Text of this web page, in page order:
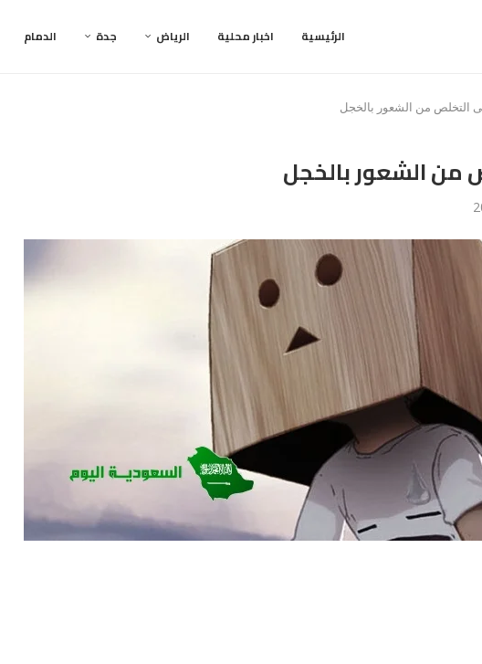
الرئيسية اخبار محلية الرياض جدة الدمام
التخلص من الشعور بالخجل
من الشعور بالخجل